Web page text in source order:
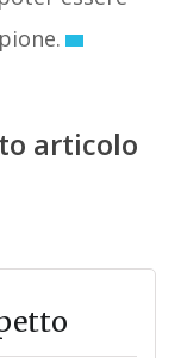
articolo